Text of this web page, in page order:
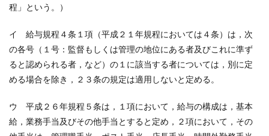
程」という。）
イ 給与規程４条１項（平成２１年規程においては４条）は，次
の各号（１号：監督もしくは管理の地位にある者及びこれに準ず
ると認められる者，など）の１に該当する者については，別に定
める場合を除き，２３条の規定は適用しないと定める。
ウ 平成２６年規程５条は，１項において，給与の構成は，基本
給，業務手当及びその他手当とすると定め，２項において，その